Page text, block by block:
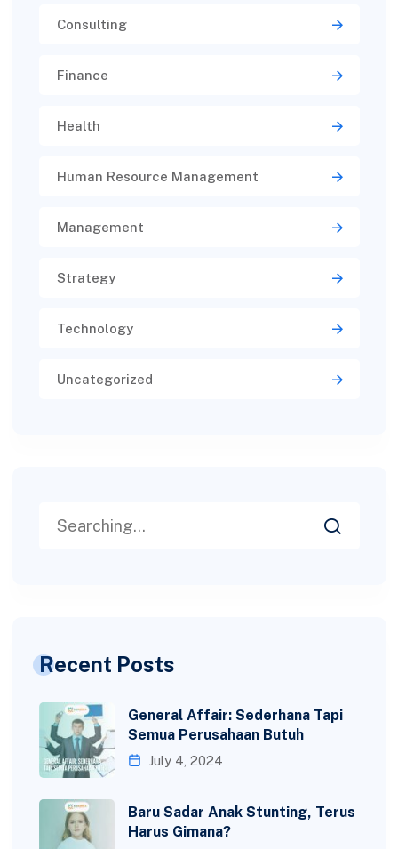
Consulting
Finance
Health
Human Resource Management
Management
Strategy
Technology
Uncategorized
Recent Posts
General Affair: Sederhana Tapi
Semua Perusahaan Butuh
July 4, 2024
Baru Sadar Anak Stunting, Terus
Harus Gimana?